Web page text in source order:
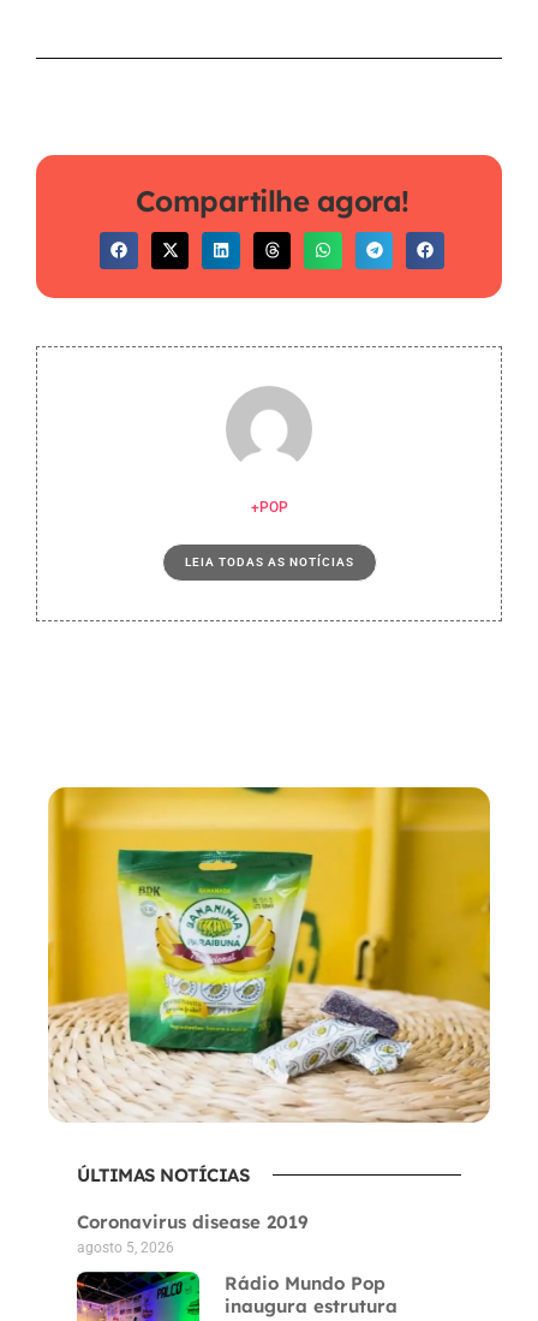
Compartilhe agora!
+POP
LEIA TODAS AS NOTÍCIAS
ÚLTIMAS NOTÍCIAS
Coronavirus disease 2019
agosto 5, 2026
Rádio Mundo Pop
inaugura estrutura